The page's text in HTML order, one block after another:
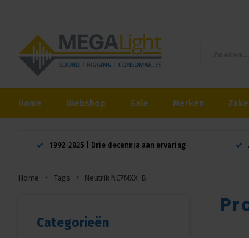
Home Webshop Sale Merken
1992-2025 | Drie decennia aan ervaring
Home Tags Neutrik NC7MXX-B
Categorieën